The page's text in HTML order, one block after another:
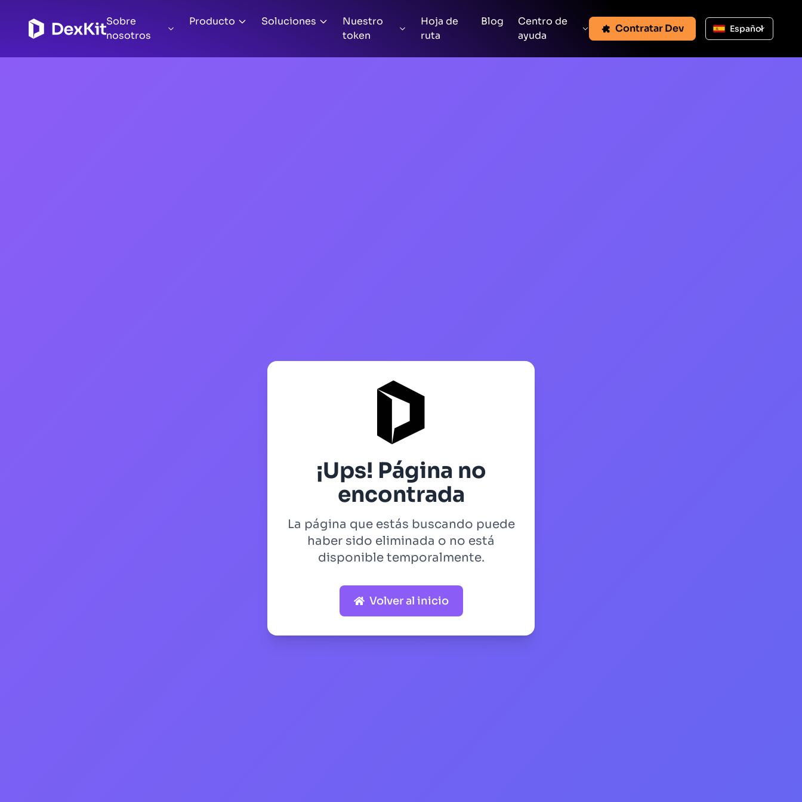
Sobre
nosotros
Producto Soluciones
Nuestro
token
Hoja de
ruta
Blog
Centro de
ayuda
Contratar Dev Español
¡Ups! Página no
encontrada
La página que estás buscando puede
haber sido eliminada o no está
disponible temporalmente.
Volver al inicio